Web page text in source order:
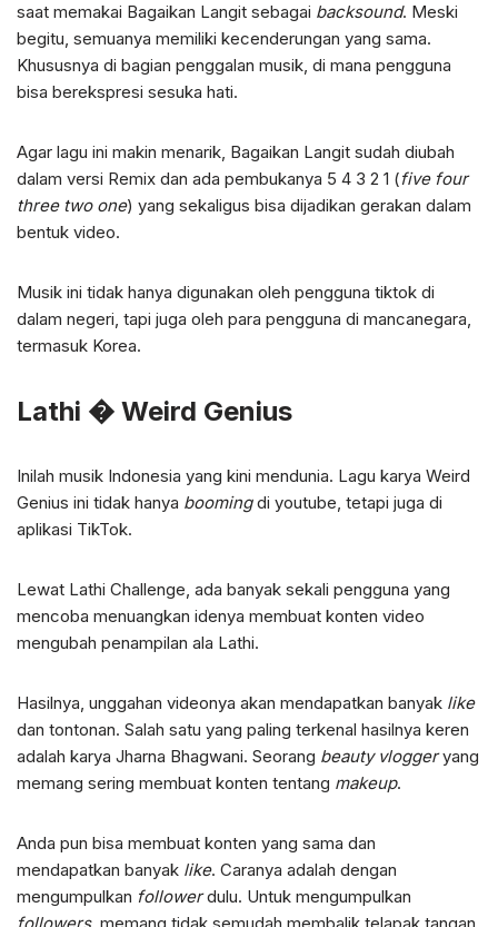
saat memakai Bagaikan Langit sebagai backsound. Meski
begitu, semuanya memiliki kecenderungan yang sama.
Khususnya di bagian penggalan musik, di mana pengguna
bisa berekspresi sesuka hati.
Agar lagu ini makin menarik, Bagaikan Langit sudah diubah
dalam versi Remix dan ada pembukanya 5 4 3 2 1 (five four
three two one) yang sekaligus bisa dijadikan gerakan dalam
bentuk video.
Musik ini tidak hanya digunakan oleh pengguna tiktok di
dalam negeri, tapi juga oleh para pengguna di mancanegara,
termasuk Korea.
Lathi � Weird Genius
Inilah musik Indonesia yang kini mendunia. Lagu karya Weird
Genius ini tidak hanya boomingdi youtube, tetapi juga di
aplikasi TikTok.
Lewat Lathi Challenge, ada banyak sekali pengguna yang
mencoba menuangkan idenya membuat konten video
mengubah penampilan ala Lathi.
Hasilnya, unggahan videonya akan mendapatkan banyak like
dan tontonan. Salah satu yang paling terkenal hasilnya keren
adalah karya Jharna Bhagwani. Seorang beauty vloggeryang
memang sering membuat konten tentang makeup.
Anda pun bisa membuat konten yang sama dan
mendapatkan banyak like. Caranya adalah dengan
mengumpulkan followerdulu. Untuk mengumpulkan